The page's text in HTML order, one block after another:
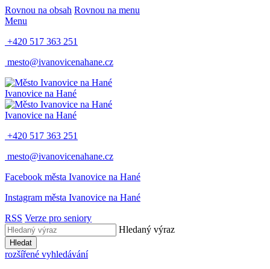
Rovnou na obsah Rovnou na menu
Menu
+420 517 363 251
mesto@ivanovicenahane.cz
Ivanovice na Hané
Ivanovice na Hané
+420 517 363 251
mesto@ivanovicenahane.cz
Facebook města Ivanovice na Hané
Instagram města Ivanovice na Hané
RSS Verze pro seniory
Hledaný výraz
Hledat
rozšířené vyhledávání